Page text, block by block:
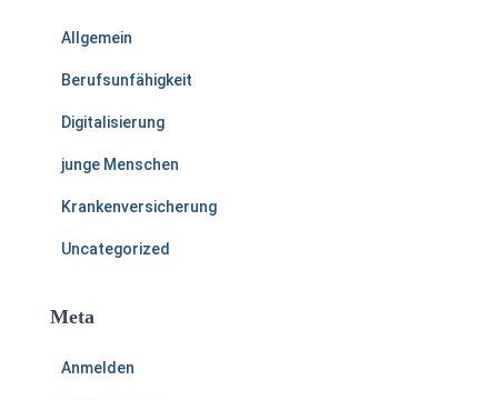
Allgemein
Berufsunfähigkeit
Digitalisierung
junge Menschen
Krankenversicherung
Uncategorized
Meta
Anmelden